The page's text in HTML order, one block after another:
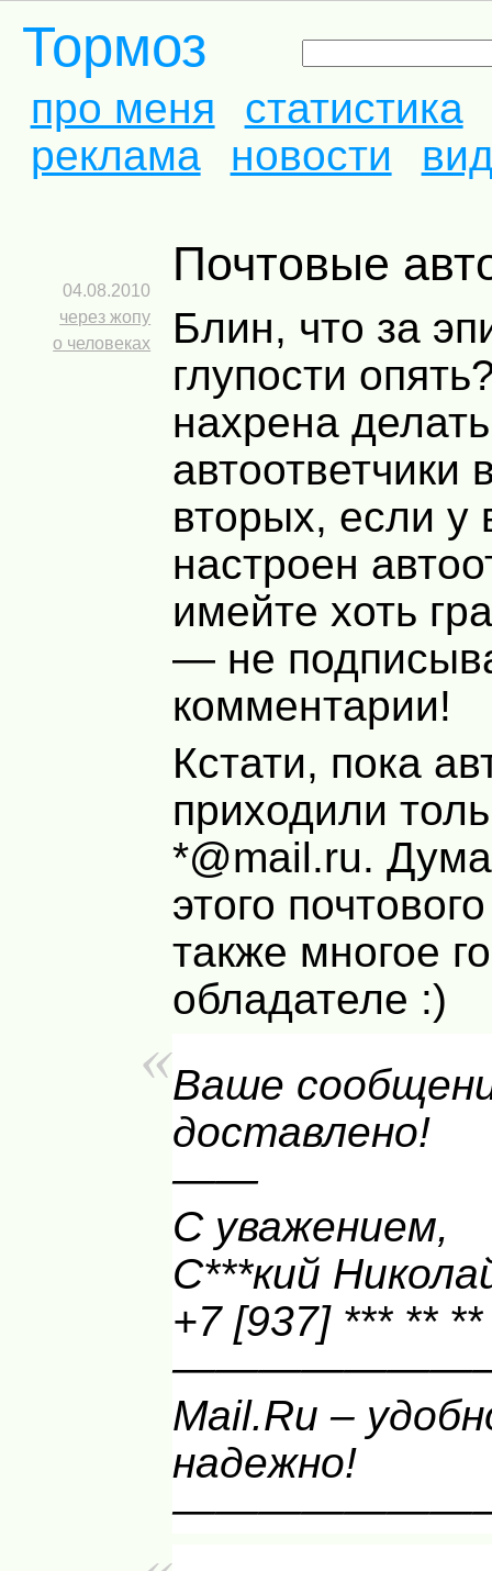
Тормоз
про меня
статистика
реклама
новости
Почтовые
04.08.2010
через жопу
о человеках
Блин, что за
глупости
нахрена делать
вторых, если у
настроен
имейте хоть
— не
комментарии!
Кстати, пока
приходили
*@mail.ru.
этого
также многое
обладателе :)
Ваше
доставлено!
——
С уважением,
С***кий
+7 [937] *** ** **
Mail.Ru –
надежно!